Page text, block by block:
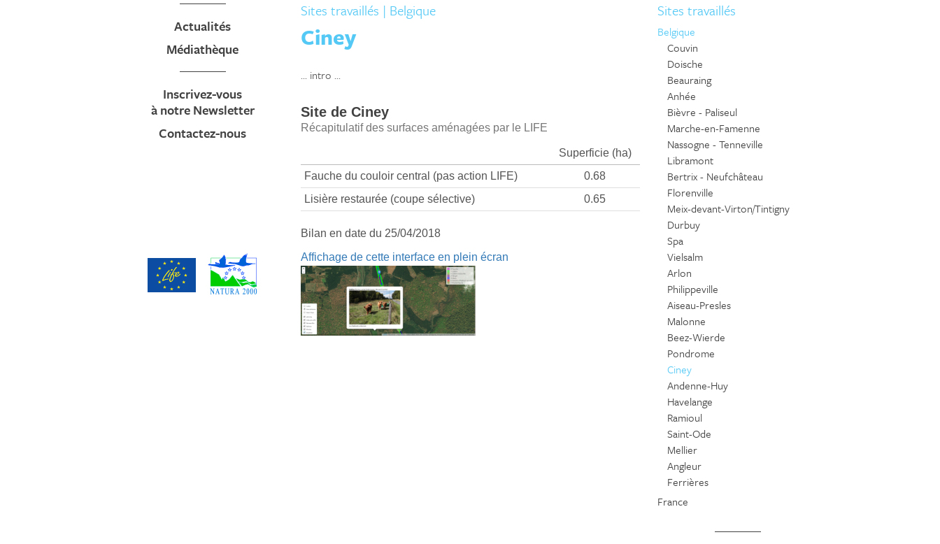
Actualités
Médiathèque
Inscrivez-vous
à notre Newsletter
Contactez-nous
Sites travaillés | Belgique
Ciney
... intro ...
Sites travaillés
Belgique
Couvin
Doische
Beauraing
Anhée
Bièvre - Paliseul
Marche-en-Famenne
Nassogne - Tenneville
Libramont
Bertrix - Neufchâteau
Florenville
Meix-devant-Virton/Tintigny
Durbuy
Spa
Vielsalm
Arlon
Philippeville
Aiseau-Presles
Malonne
Beez-Wierde
Pondrome
Ciney
Andenne-Huy
Havelange
Ramioul
Saint-Ode
Mellier
Angleur
Ferrières
France